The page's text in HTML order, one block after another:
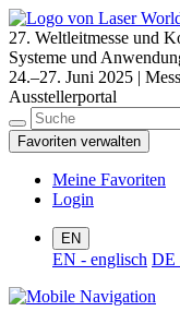
27. Weltleitmesse und
Systeme und
24.–27. Juni 2025 |
Ausstellerportal
Favoriten verwalten
Meine Favoriten
Login
EN
EN - englisch DE